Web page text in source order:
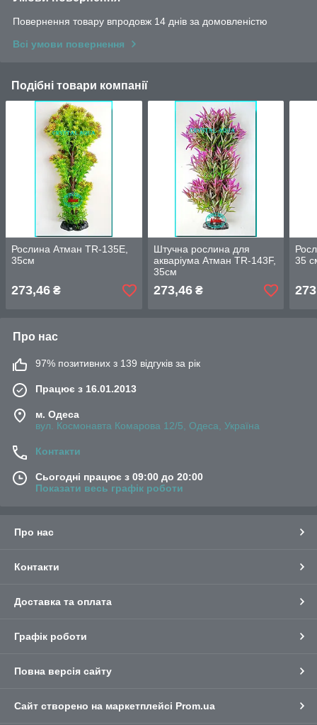
Повернення товару впродовж 14 днів за домовленістю
Всі умови повернення
Подібні товари компанії
Рослина Атман TR-135E,
35см
273,46 ₴
Штучна рослина для
акваріума Атман TR-143F,
35см
273,46₴
35
Про нас
97% позитивних з 139 відгуків за рік
Працює з 16.01.2013
м. Одеса
вул. Космонавта Комарова 12/5, Одеса, Україна
Контакти
Сьогодні працює з 09:00 до 20:00
Показати весь графік роботи
Про нас
Контакти
Доставка та оплата
Графік роботи
Повна версія сайту
Сайт створено на маркетплейсі Prom.ua